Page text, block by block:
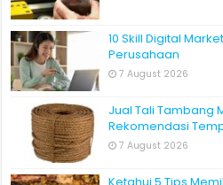
10 Skill Digital
Perusahaan
7 August 2026
Jual Tali Tambang
Rekomendasi
7 August 2026